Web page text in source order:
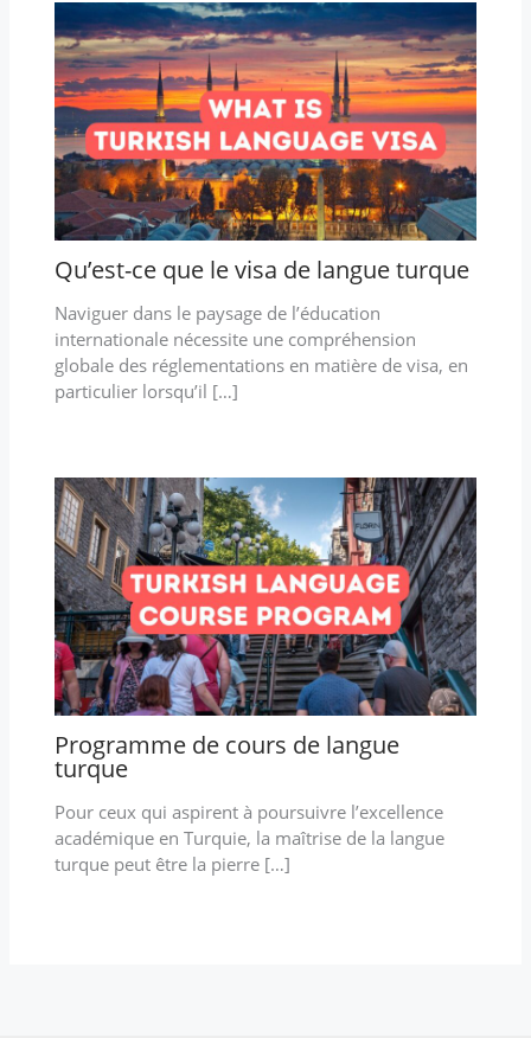
Qu’est-ce que le visa de langue turque
Naviguer dans le paysage de l’éducation
internationale nécessite une compréhension
globale des réglementations en matière de visa, en
particulier lorsqu’il […]
Programme de cours de langue
turque
Pour ceux qui aspirent à poursuivre l’excellence
académique en Turquie, la maîtrise de la langue
turque peut être la pierre […]